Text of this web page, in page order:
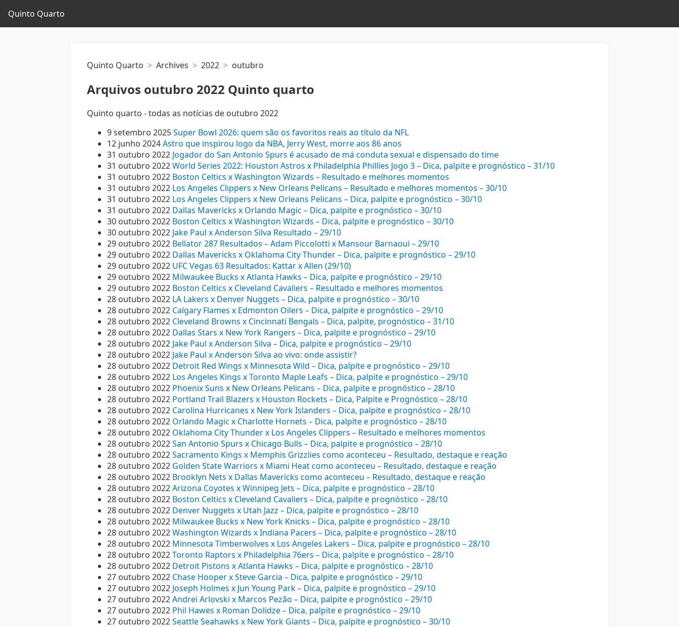
Quinto Quarto
Quinto Quarto Archives 2022 outubro
Arquivos outubro 2022 Quinto quarto
Quinto quarto - todas as notícias de outubro 2022
9 setembro 2025Super Bowl 2026: quem são os favoritos reais ao título da NFL
12 junho 2024Astro que inspirou logo da NBA, Jerry West, morre aos 86 anos
31 outubro 2022 Jogador do San Antonio Spurs é acusado de má conduta sexual e dispensado do time
31 outubro 2022World Series 2022: Houston Astros x Philadelphia Phillies Jogo 3 – Dica, palpite e prognóstico – 31/10
31 outubro 2022 Boston Celtics x Washington Wizards – Resultado e melhores momentos
31 outubro 2022 Los Angeles Clippers x New Orleans Pelicans – Resultado e melhores momentos – 30/10
31 outubro 2022 Los Angeles Clippers x New Orleans Pelicans – Dica, palpite e prognóstico – 30/10
31 outubro 2022 Dallas Mavericks x Orlando Magic – Dica, palpite e prognóstico – 30/10
30 outubro 2022 Boston Celtics x Washington Wizards – Dica, palpite e prognóstico – 30/10
30 outubro 2022 Jake Paul x Anderson Silva Resultado – 29/10
29 outubro 2022 Bellator 287 Resultados – Adam Piccolotti x Mansour Barnaoui – 29/10
29 outubro 2022 Dallas Mavericks x Oklahoma City Thunder – Dica, palpite e prognóstico – 29/10
29 outubro 2022 UFC Vegas 63 Resultados: Kattar x Allen (29/10)
29 outubro 2022 Milwaukee Bucks x Atlanta Hawks – Dica, palpite e prognóstico – 29/10
29 outubro 2022 Boston Celtics x Cleveland Cavaliers – Resultado e melhores momentos
28 outubro 2022 LA Lakers x Denver Nuggets – Dica, palpite e prognóstico – 30/10
28 outubro 2022 Calgary Flames x Edmonton Oilers – Dica, palpite e prognóstico – 29/10
28 outubro 2022 Cleveland Browns x Cincinnati Bengals – Dica, palpite, prognóstico – 31/10
28 outubro 2022 Dallas Stars x New York Rangers – Dica, palpite e prognóstico – 29/10
28 outubro 2022 Jake Paul x Anderson Silva – Dica, palpite e prognóstico – 29/10
28 outubro 2022 Jake Paul x Anderson Silva ao vivo: onde assistir?
28 outubro 2022 Detroit Red Wings x Minnesota Wild – Dica, palpite e prognóstico – 29/10
28 outubro 2022 Los Angeles Kings x Toronto Maple Leafs – Dica, palpite e prognóstico – 29/10
28 outubro 2022 Phoenix Suns x New Orleans Pelicans – Dica, palpite e prognóstico – 28/10
28 outubro 2022 Portland Trail Blazers x Houston Rockets – Dica, Palpite e Prognóstico – 28/10
28 outubro 2022 Carolina Hurricanes x New York Islanders – Dica, palpite e prognóstico – 28/10
28 outubro 2022 Orlando Magic x Charlotte Hornets – Dica, palpite e prognóstico – 28/10
28 outubro 2022 Oklahoma City Thunder x Los Angeles Clippers – Resultado e melhores momentos
28 outubro 2022San Antonio Spurs x Chicago Bulls – Dica, palpite e prognóstico – 28/10
28 outubro 2022Sacramento Kings x Memphis Grizzlies como aconteceu – Resultado, destaque e reação
28 outubro 2022 Golden State Warriors x Miami Heat como aconteceu – Resultado, destaque e reação
28 outubro 2022 Brooklyn Nets x Dallas Mavericks como aconteceu – Resultado, destaque e reação
28 outubro 2022Arizona Coyotes x Winnipeg Jets – Dica, palpite e prognóstico – 28/10
28 outubro 2022 Boston Celtics x Cleveland Cavaliers – Dica, palpite e prognóstico – 28/10
28 outubro 2022 Denver Nuggets x Utah Jazz – Dica, palpite e prognóstico – 28/10
28 outubro 2022 Milwaukee Bucks x New York Knicks – Dica, palpite e prognóstico – 28/10
28 outubro 2022Washington Wizards x Indiana Pacers – Dica, palpite e prognóstico – 28/10
28 outubro 2022 Minnesota Timberwolves x Los Angeles Lakers – Dica, palpite e prognóstico – 28/10
28 outubro 2022Toronto Raptors x Philadelphia 76ers – Dica, palpite e prognóstico – 28/10
28 outubro 2022 Detroit Pistons x Atlanta Hawks – Dica, palpite e prognóstico – 28/10
27 outubro 2022 Chase Hooper x Steve Garcia – Dica, palpite e prognóstico – 29/10
27 outubro 2022 Joseph Holmes x Jun Young Park – Dica, palpite e prognóstico – 29/10
27 outubro 2022Andrei Arlovski x Marcos Pezão – Dica, palpite e prognóstico – 29/10
27 outubro 2022 Phil Hawes x Roman Dolidze – Dica, palpite e prognóstico – 29/10
27 outubro 2022Seattle Seahawks x New York Giants – Dica, palpite e prognóstico – 30/10